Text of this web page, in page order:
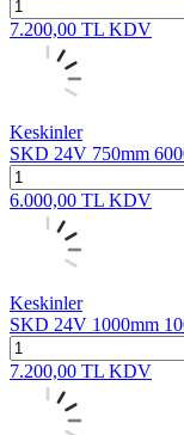
7.200,00 TL KDV
Keskinler
SKD 24V 750mm
6.000,00 TL KDV
Keskinler
SKD 24V 1000mm
7.200,00 TL KDV